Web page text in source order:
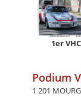
1er VHC
Podium
1 201